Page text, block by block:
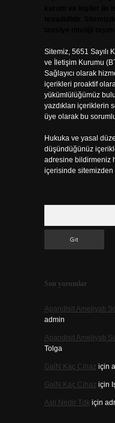
Sitemiz, 5651 Sayılı
ve İletişim Kurumu
Sağlayıcı olarak
içerikleri proaktif
yükümlülüğümüz
yazdıkları içeriklerin
üye olarak bu
Hukuka ve yasal
düşündüğünüz
adresine bildirmeniz
içerisinde sitemizden
Son yorumlar
Apandisit Ameliyatı
admin
Apandisit Ameliyatı
Tolga
Gai̇N Kaç Cihaz için
Gai̇N Kaç Cihaz için
Aslı Nedir Tdk için